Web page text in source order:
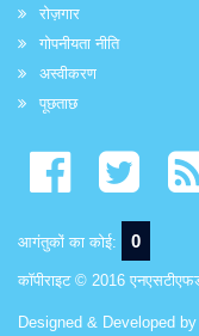
रोज़गार
गोपनीयता नीति
अस्वीकरण
पूछताछ
आगंतुकों का कोई: 0
कॉपीराइट © 2016
Designed & Developed